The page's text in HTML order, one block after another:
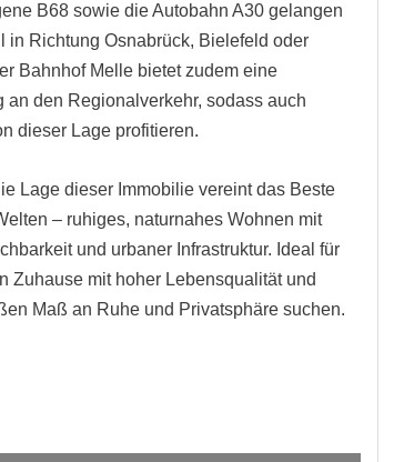
B68 sowie die Autobahn A30 gelangen
in Richtung Osnabrück, Bielefeld oder
Bahnhof Melle bietet zudem eine
an den Regionalverkehr, sodass auch
dieser Lage profitieren.
Lage dieser Immobilie vereint das Beste
– ruhiges, naturnahes Wohnen mit
und urbaner Infrastruktur. Ideal für
Zuhause mit hoher Lebensqualität und
Maß an Ruhe und Privatsphäre suchen.